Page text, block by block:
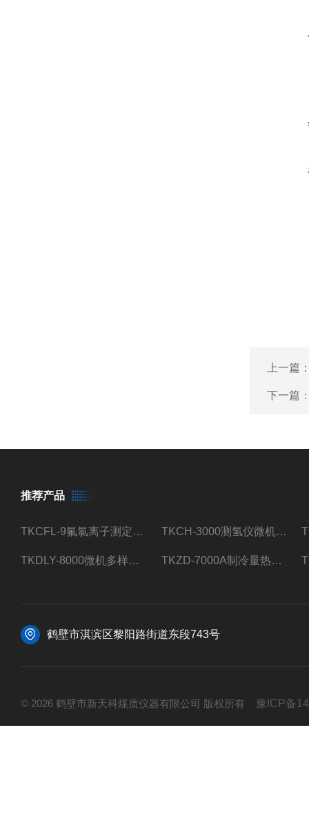
上一篇
下一篇
推荐产品
TKCFL-9氟氯离子测定仪自动煤质检测 TKCH-3000测氢仪微机氢元素测定煤质检测
TKDLY-8000微机多样测硫仪自动定硫仪化验室硫含量测定 TKZD-7000A制冷量热仪自动升降热值仪煤质检测
鹤壁市淇滨区黎阳路街道东段743号
© 2026 鹤壁市新天科煤质仪器有限公司 版权所有 豫ICP备